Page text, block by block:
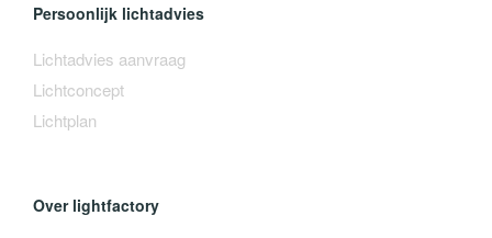
Persoonlijk lichtadvies
Lichtadvies aanvraag
Lichtconcept
Lichtplan
Over lightfactory